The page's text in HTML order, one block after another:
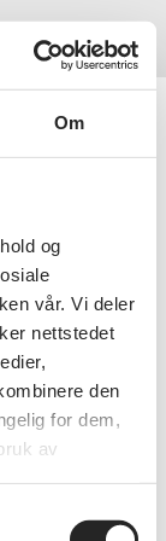
Om
og
vår. Vi deler
nettstedet
den
for dem,
av
Meny
kanskje